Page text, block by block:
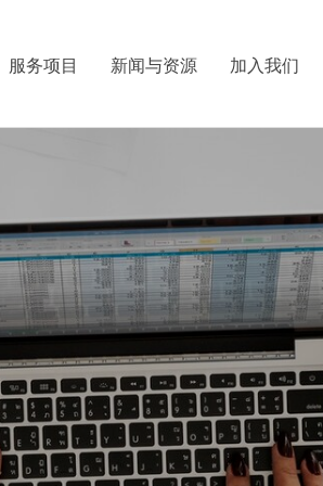
服务项目 新闻与资源 加入我们